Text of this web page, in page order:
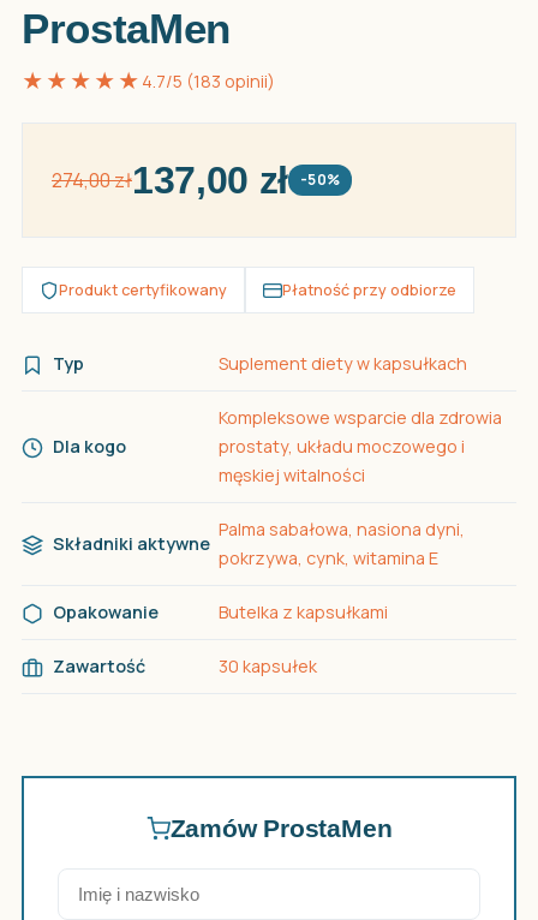
ProstaMen
★★★★★ 4.7/5 (183 opinii)
274,00 zł137,00 zł -50%
Produkt certyfikowany Płatność przy odbiorze
Typ Suplement diety w kapsułkach
Dla kogo
Kompleksowe wsparcie dla zdrowia
prostaty, układu moczowego i
męskiej witalności
Składniki aktywne
Palma sabałowa, nasiona dyni,
pokrzywa, cynk, witamina E
Opakowanie Butelka z kapsułkami
Zawartość 30 kapsułek
Zamów ProstaMen